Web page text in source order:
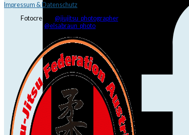
Impressum & Datenschutz
Fotocredits: @jiujitsu_photographer,
@elsabraun_photo